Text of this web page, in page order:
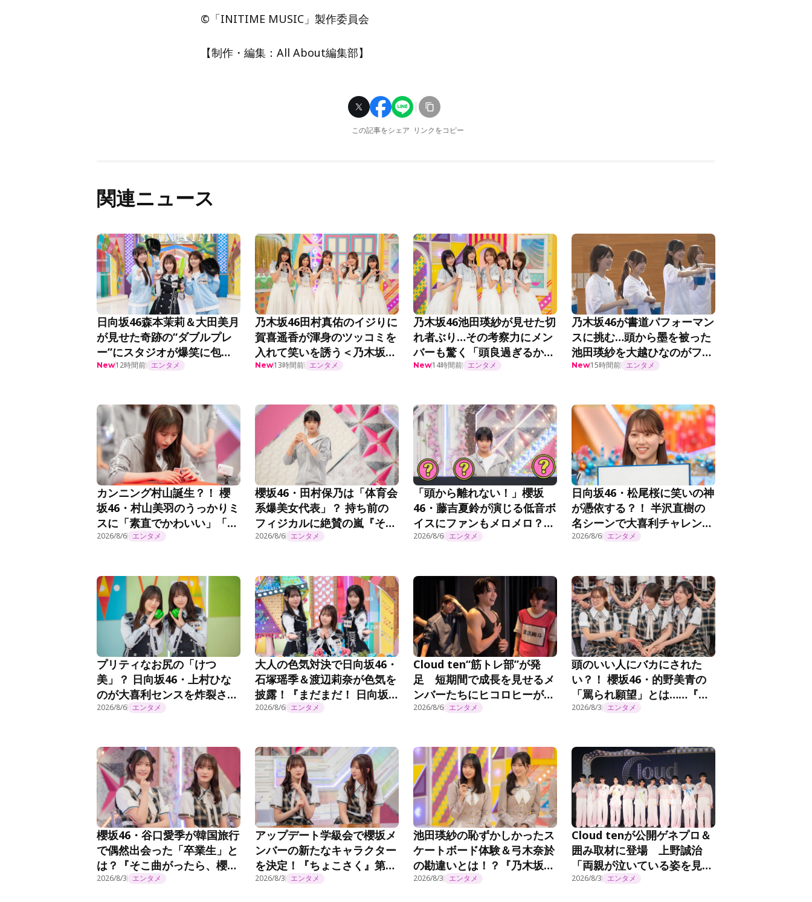
©「INITIME MUSIC」製作委員会
【制作・編集：All About編集部】
この記事をシェア リンクをコピー
関連ニュース
日向坂46森本茉莉＆大田美月
が見せた奇跡の“ダブルプレ
ー”にスタジオが爆笑に包ま
れる＜まだまだ！日向坂で会
New12時間前 エンタメ
乃木坂46田村真佑のイジりに
賀喜遥香が渾身のツッコミを
入れて笑いを誘う＜乃木坂工
事延長中＞
New13時間前 エンタメ
乃木坂46池田瑛紗が見せた切
れ者ぶり…その考察力にメン
バーも驚く「頭良過ぎるか
も…」「絶対未来人だと思
New14時間前 エンタメ
乃木坂46が書道パフォーマン
スに挑む…頭から墨を被った
池田瑛紗を大越ひなのがフォ
ロー「アーティスティックで
New15時間前 エンタメ
カンニング村山誕生？！ 櫻
坂46・村山美羽のうっかりミ
スに「素直でかわいい」「こ
れだからやめられない」『そ
2026/8/6 エンタメ
櫻坂46・田村保乃は「体育会
系爆美女代表」？ 持ち前の
フィジカルに絶賛の嵐『そこ
曲がったら、櫻坂？』第295
2026/8/6 エンタメ
「頭から離れない！」櫻坂
46・藤吉夏鈴が演じる低音ボ
イスにファンもメロメロ？！
『ちょこさく』第295話
2026/8/6 エンタメ
日向坂46・松尾桜に笑いの神
が憑依する？！ 半沢直樹の
名シーンで大喜利チャレン
ジ！『日向坂で会いましょ
2026/8/6 エンタメ
プリティなお尻の「けつ
美」？ 日向坂46・上村ひな
のが大喜利センスを炸裂させ
る！『日向坂で会いましょ
2026/8/6 エンタメ
大人の色気対決で日向坂46・
石塚瑶季＆渡辺莉奈が色気を
披露！『まだまだ！ 日向坂
で会いましょう』第372話
2026/8/6 エンタメ
Cloud ten“筋トレ部”が発
足 短期間で成長を見せるメ
ンバーたちにヒコロヒーが感
心「みんな自主練やってたん
2026/8/6 エンタメ
頭のいい人にバカにされた
い？！ 櫻坂46・的野美青の
「罵られ願望」とは……『そ
こ曲がったら、櫻坂？』第
2026/8/3 エンタメ
櫻坂46・谷口愛季が韓国旅行
で偶然出会った「卒業生」と
は？『そこ曲がったら、櫻
坂？』第294話
2026/8/3 エンタメ
アップデート学級会で櫻坂メ
ンバーの新たなキャラクター
を決定！『ちょこさく』第
294話
2026/8/3 エンタメ
池田瑛紗の恥ずかしかったス
ケートボード体験＆弓木奈於
の勘違いとは！？『乃木坂工
事延長中』#570
2026/8/3 エンタメ
Cloud tenが公開ゲネプロ＆
囲み取材に登場 上野誠治
「両親が泣いている姿を見た
ら感極まってしまいました」
2026/8/3 エンタメ